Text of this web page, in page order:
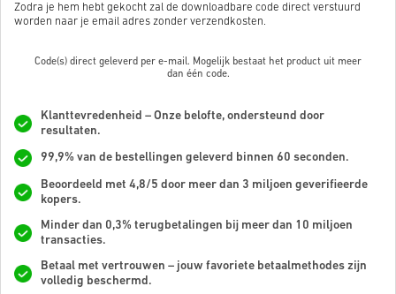
Zodra je hem hebt gekocht zal de downloadbare code direct verstuurd
worden naar je email adres zonder verzendkosten.
Code(s) direct geleverd per e-mail. Mogelijk bestaat het product uit meer
dan één code.
Klanttevredenheid – Onze belofte, ondersteund door
resultaten.
99,9% van de bestellingen geleverd binnen 60 seconden.
Beoordeeld met 4,8/5 door meer dan 3 miljoen geverifieerde
kopers.
Minder dan 0,3% terugbetalingen bij meer dan 10 miljoen
transacties.
Betaal met vertrouwen – jouw favoriete betaalmethodes zijn
volledig beschermd.